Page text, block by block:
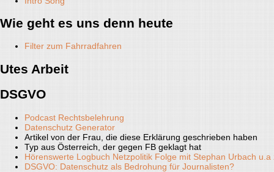
Wie geht es uns denn heute
Filter zum Fahrradfahren
Utes Arbeit
DSGVO
Podcast Rechtsbelehrung
Datenschutz Generator
Artikel von der Frau, die diese Erklärung geschrieben haben
Typ aus Österreich, der gegen FB geklagt hat
Hörenswerte Logbuch Netzpolitik Folge mit Stephan Urbach
DSGVO: Datenschutz als Bedrohung für Journalisten?